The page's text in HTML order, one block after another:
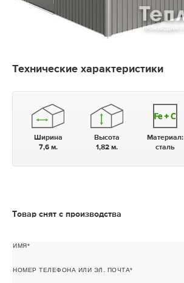
Технические характеристики
Ширина
7,6 м.
Высота
1,82 м.
Материал:
сталь
Товар снят с производства
ИМЯ
НОМЕР ТЕЛЕФОНА ИЛИ ЭЛ. ПОЧТА